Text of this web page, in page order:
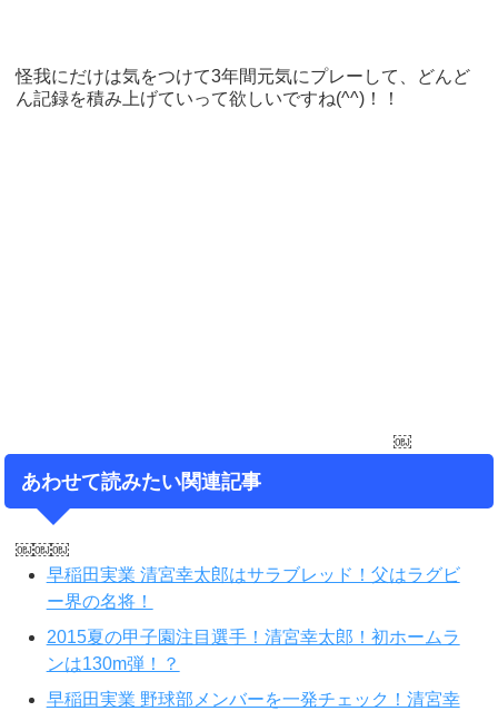
怪我にだけは気をつけて3年間元気にプレーして、どんど
ん記録を積み上げていって欲しいですね(^^)！！
￼
あわせて読みたい関連記事
￼￼￼
早稲田実業 清宮幸太郎はサラブレッド！父はラグビ
ー界の名将！
2015夏の甲子園注目選手！清宮幸太郎！初ホームラ
ンは130m弾！？
早稲田実業 野球部メンバーを一発チェック！清宮幸